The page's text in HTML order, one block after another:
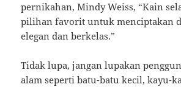
pernikahan, Mindy Weiss, “Kain
pilihan favorit untuk menciptakan
elegan dan berkelas.”
Tidak lupa, jangan lupakan
alam seperti batu-batu kecil, kayu-